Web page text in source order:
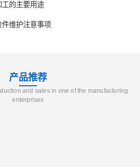
的主要用途
维护注意事项
产品推荐
and sales in one of the manufacturing
enterprises